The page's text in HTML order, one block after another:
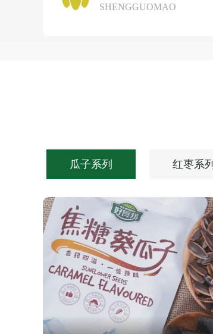
SHENGGUOMAO
瓜子系列 红枣系列